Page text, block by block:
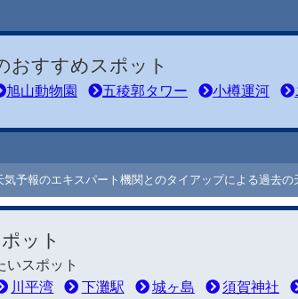
おすすめスポット
旭山動物園 五稜郭タワー 小樽運河
予報のエキスパート機関とのタイアップによる過去の
ット
いスポット
川平湾 下灘駅 城ヶ島 須賀神社